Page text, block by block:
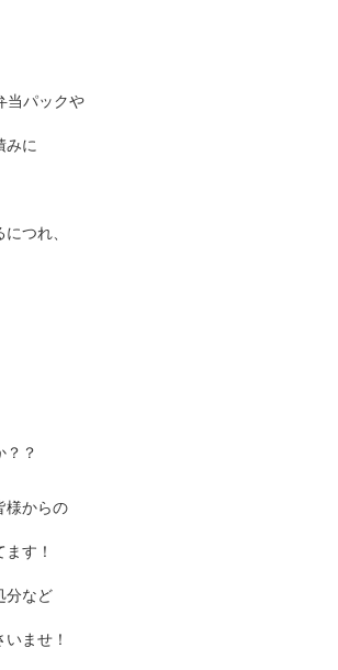
当パックや
みに
つれ、
？？
様からの
す！
分など
ませ！